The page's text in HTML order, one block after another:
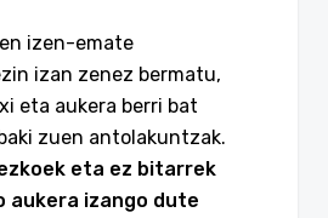
izen-emate
izan zenez bermatu,
eta aukera berri bat
zuen antolakuntzak.
eta ez bitarrek
aukera izango dute